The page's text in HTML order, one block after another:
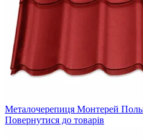
Металочерепиця Монтерей
Повернутися до товарів